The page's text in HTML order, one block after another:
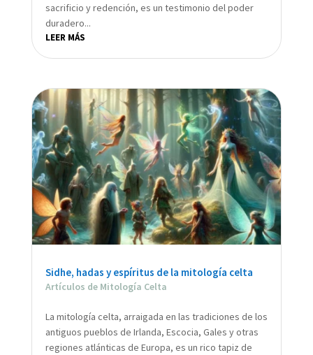
sacrificio y redención, es un testimonio del poder
duradero...
LEER MÁS
Sidhe, hadas y espíritus de la mitología celta
Artículos de Mitología Celta
La mitología celta, arraigada en las tradiciones de los
antiguos pueblos de Irlanda, Escocia, Gales y otras
regiones atlánticas de Europa, es un rico tapiz de